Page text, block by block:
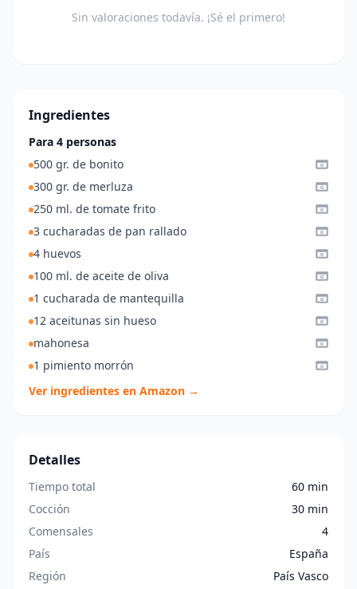
Sin valoraciones todavía. ¡Sé el primero!
Ingredientes
Para 4 personas
500 gr. de bonito
300 gr. de merluza
250 ml. de tomate frito
3 cucharadas de pan rallado
4 huevos
100 ml. de aceite de oliva
1 cucharada de mantequilla
12 aceitunas sin hueso
mahonesa
1 pimiento morrón
Ver ingredientes en Amazon →
Detalles
Tiempo total
60 min
Cocción
30 min
Comensales
4
País
España
Región
País Vasco